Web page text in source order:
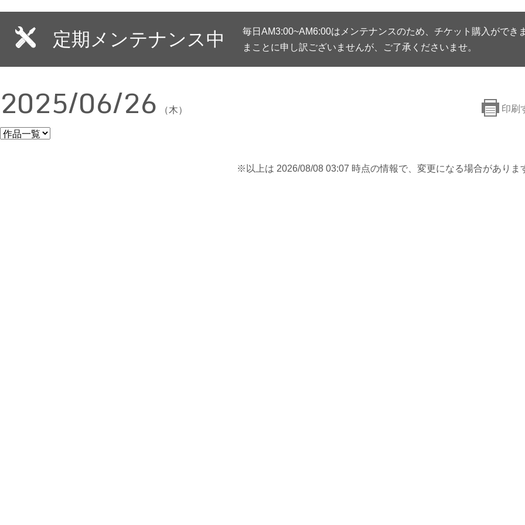
定期メンテナンス中
毎日AM3:00~AM6:00はメンテナンスのため、チケット購入ができ
まことに申し訳ございませんが、ご了承くださいませ。
印刷
2025/06/26 （木）
※以上は 2026/08/08 03:07 時点の情報で、変更になる場合がありま